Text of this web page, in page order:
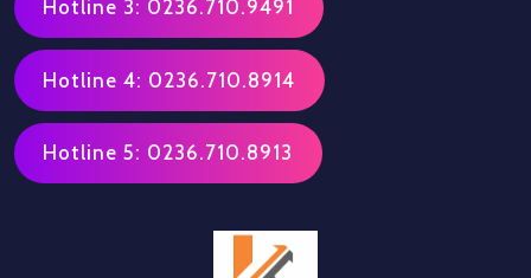
Hotline 3: 0236.710.9491
Hotline 4: 0236.710.8914
Hotline 5: 0236.710.8913